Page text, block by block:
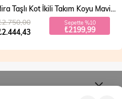
Mira Taşlı Kot İkili Takım Koyu Mavi 19286
Sepette %10
₺2199,99